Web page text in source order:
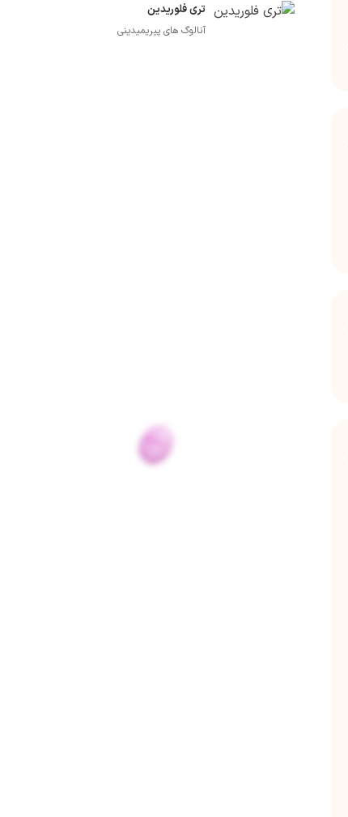
تری فلوریدین
آنالوگ های پیریمیدینی